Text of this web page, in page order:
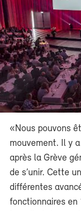
«Nous pouvons
mouvement. Il y
après la Grève
de s’unir. Cette
différentes
fonctionnaires en